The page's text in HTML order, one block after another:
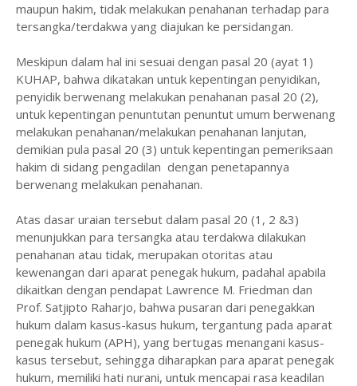
maupun hakim, tidak melakukan penahanan terhadap para
tersangka/terdakwa yang diajukan ke persidangan.
Meskipun dalam hal ini sesuai dengan pasal 20 (ayat 1)
KUHAP, bahwa dikatakan untuk kepentingan penyidikan,
penyidik berwenang melakukan penahanan pasal 20 (2),
untuk kepentingan penuntutan penuntut umum berwenang
melakukan penahanan/melakukan penahanan lanjutan,
demikian pula pasal 20 (3) untuk kepentingan pemeriksaan
hakim di sidang pengadilan dengan penetapannya
berwenang melakukan penahanan.
Atas dasar uraian tersebut dalam pasal 20 (1, 2 &3)
menunjukkan para tersangka atau terdakwa dilakukan
penahanan atau tidak, merupakan otoritas atau
kewenangan dari aparat penegak hukum, padahal apabila
dikaitkan dengan pendapat Lawrence M. Friedman dan
Prof. Satjipto Raharjo, bahwa pusaran dari penegakkan
hukum dalam kasus-kasus hukum, tergantung pada aparat
penegak hukum (APH), yang bertugas menangani kasus-
kasus tersebut, sehingga diharapkan para aparat penegak
hukum, memiliki hati nurani, untuk mencapai rasa keadilan